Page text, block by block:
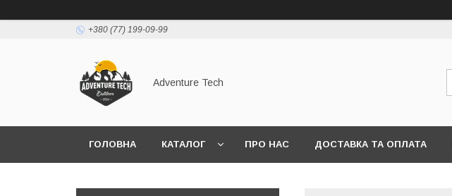
+380 (77) 199-09-99
Adventure Tech
ГОЛОВНА КАТАЛОГ ПРО НАС ДОСТАВКА ТА ОПЛАТА